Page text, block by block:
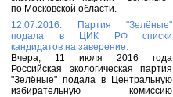
по Московской области.
12.07.2016. Партия "Зелёные"
подала в ЦИК РФ списки
кандидатов на заверение.
Вчера, 11 июля 2016 года
Российская экологическая партия
"Зелёные" подала в Центральную
избирательную комиссию